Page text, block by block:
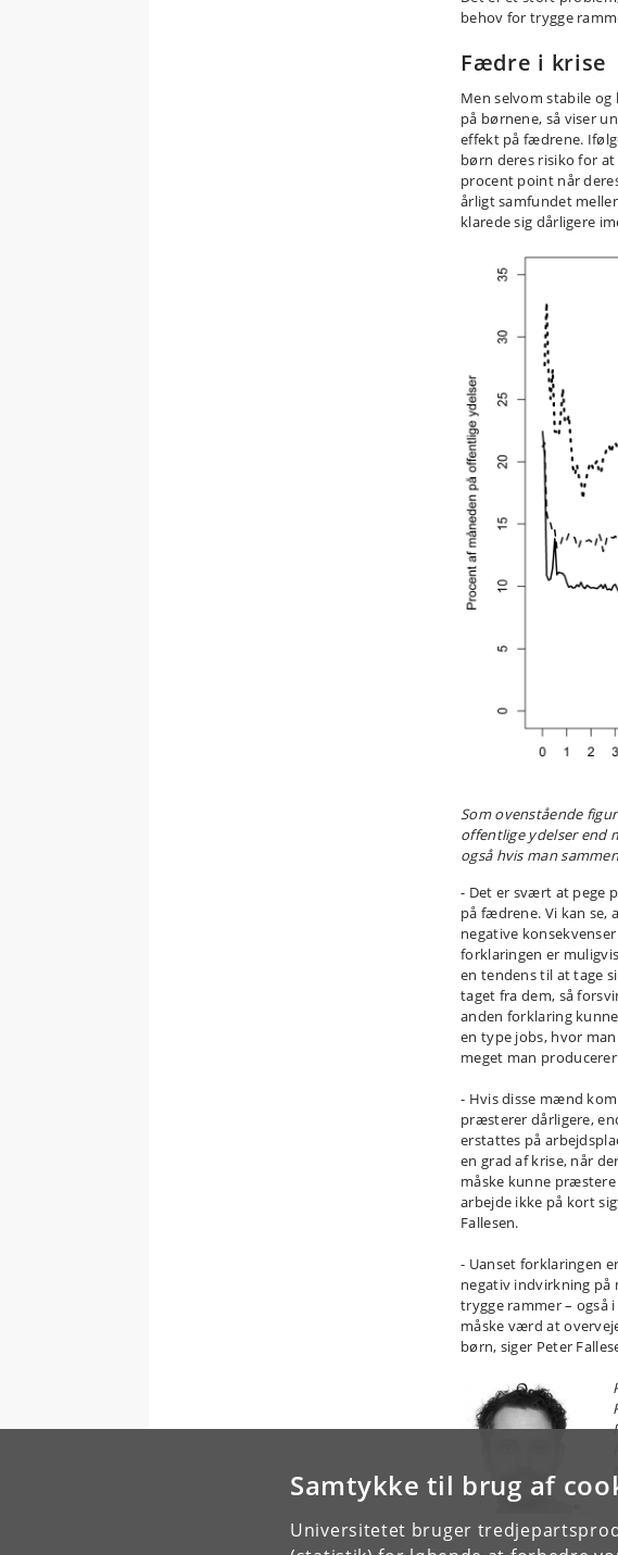
Samtykke til brug af
Universitetet bruger
behov for trygge
Fædre i krise
Men selvom stabile
på børnene, så viser
effekt på fædrene.
børn deres risiko for
procent point når
årligt samfundet
klarede sig dårligere
Som ovenstående
offentlige ydelser end
også hvis man
- Det er svært at pege
på fædrene. Vi kan se,
negative
forklaringen er
en tendens til at tage
taget fra dem, så
anden forklaring
en type jobs, hvor
meget man
- Hvis disse mænd
præsterer dårligere,
erstattes på
en grad af krise, når
måske kunne
arbejde ikke på kort
Fallesen.
- Uanset forklaringen
negativ indvirkning
trygge rammer –
måske værd at
børn, siger Peter